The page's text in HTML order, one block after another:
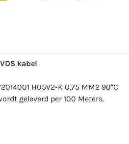
VDS kabel
H05V2-K 0,75 MM2 90°C
geleverd per 100 Meters.